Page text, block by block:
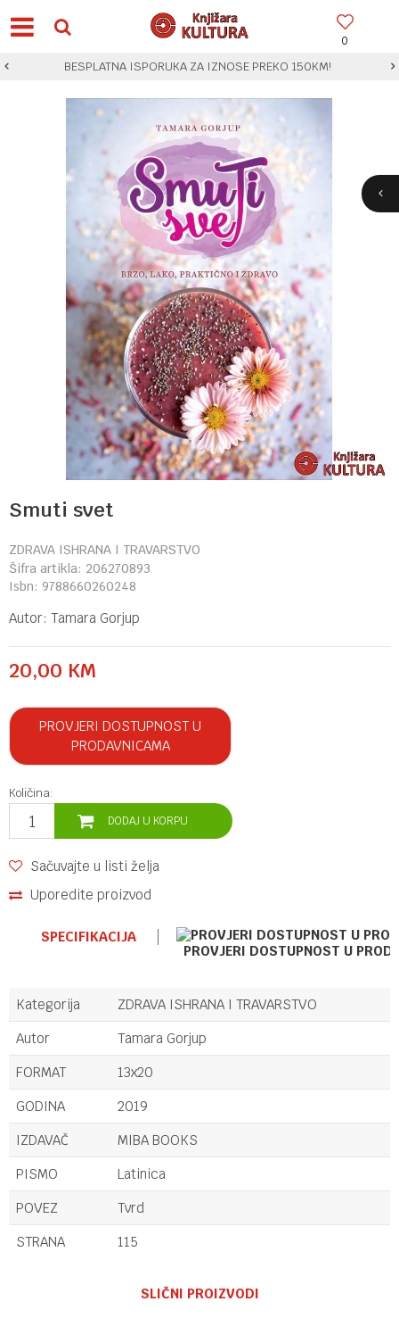
0
BESPLATNA ISPORUKA ZA IZNOSE PREKO 150KM!
Smuti svet
ZDRAVA ISHRANA I TRAVARSTVO
Šifra artikla: 206270893
Isbn: 9788660260248
Autor: Tamara Gorjup
20,00 KM
PROVJERI DOSTUPNOST U
PRODAVNICAMA
Količina:
DODAJ U KORPU
Sačuvajte u listi želja
Uporedite proizvod
SPECIFIKACIJA
PROVJERI DOSTUPNOST U
Kategorija
ZDRAVA ISHRANA I TRAVARSTVO
Autor
Tamara Gorjup
FORMAT
13x20
GODINA
2019
IZDAVAČ
MIBA BOOKS
PISMO
Latinica
POVEZ
Tvrd
STRANA
115
SLIČNI PROIZVODI